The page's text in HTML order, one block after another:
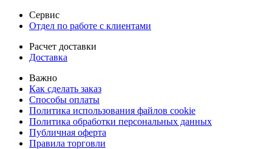
Сервис
Отдел по работе с клиентами
Расчет доставки
Доставка
Важно
Как сделать заказ
Способы оплаты
Политика использования файлов cookie
Политика обработки персональных данных
Публичная оферта
Правила торговли